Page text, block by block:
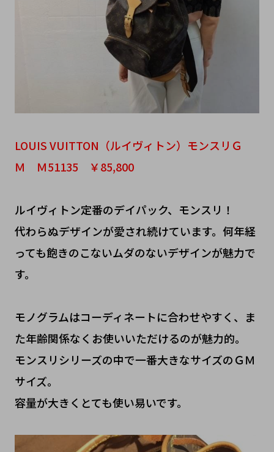
LOUIS VUITTON（ルイヴィトン）モンスリＧ
Ｍ Ｍ51135 ￥85,800
ルイヴィトン定番のデイパック、モンスリ！
代わらぬデザインが愛され続けています。何年経
っても飽きのこないムダのないデザインが魅力で
す。
モノグラムはコーディネートに合わせやすく、ま
た年齢関係なくお使いいただけるのが魅力的。
モンスリシリーズの中で一番大きなサイズのＧＭ
サイズ。
容量が大きくとても使い易いです。